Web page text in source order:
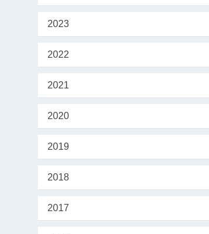
2023
2022
2021
2020
2019
2018
2017